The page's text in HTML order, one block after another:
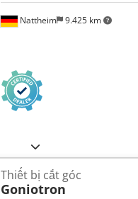
Nattheim 9.425 km
Thiết bị cắt góc
Goniotron